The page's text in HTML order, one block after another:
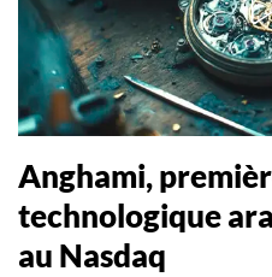
Anghami,
technologique
au Nasdaq